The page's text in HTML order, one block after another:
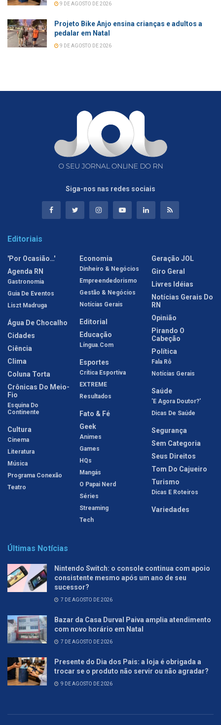
9 DE AGOSTO DE 2026
Projeto Bike Anjo ensina crianças e adultos a
pedalar em Natal
9 DE AGOSTO DE 2026
Siga-nos nas redes sociais
Editoriais
'Por Ocasião…'
Agenda RN
Gastronomia
Guia De Eventos
Liszt Madruga
Água De Chocalho
Cidades
Ciência
Clima
Coluna Torta
Crônicas Do Meio-
Fio
Esquina Do
Continente
Cultura
Cinema
Literatura
Música
Programa Conexão
Teatro
Economia
Dinheiro & Negócios
Empreendedorismo
Gestão & Negócios
Notícias Gerais
Editorial
Educação
Língua.com
Esportes
Crítica Esportiva
EXTREME
Resultados
Fato & Fé
Geek
Animes
Games
HQs
Mangás
O Papai Nerd
Séries
Streaming
Tech
Geração JOL
Giro Geral
Livres Idéias
Notícias Gerais Do
RN
Opinião
Pirando O
Cabeção
Política
Fala Rô
Notícias Gerais
Saúde
'E Agora Doutor?'
Dicas De Saúde
Segurança
Sem Categoria
Seus Direitos
Tom Do Cajueiro
Turismo
Dicas E Roteiros
Variedades
Últimas Notícias
Nintendo Switch: o console continua com apoio
consistente mesmo após um ano de seu
sucessor?
7 DE AGOSTO DE 2026
Bazar da Casa Durval Paiva amplia atendimento
com novo horário em Natal
7 DE AGOSTO DE 2026
Presente do Dia dos Pais: a loja é obrigada a
trocar se o produto não servir ou não agradar?
9 DE AGOSTO DE 2026